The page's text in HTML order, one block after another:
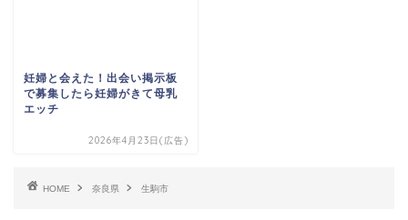
妊婦と会えた！出会い掲示板
で募集したら妊婦がきて母乳
エッチ
2026年4月23日(広告)
HOME 奈良県 生駒市